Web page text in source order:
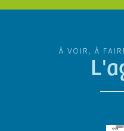
À VOIR, À